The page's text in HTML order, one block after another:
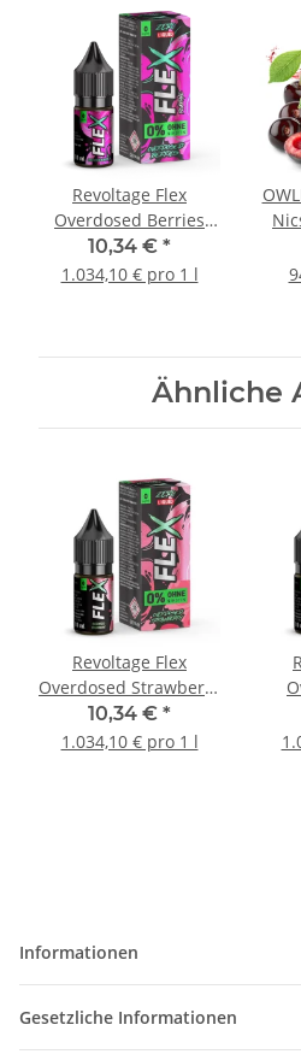
Revoltage Flex
Overdosed Berries
Nicsalt Liquid
10,34 € *
1.034,10 € pro 1 l
Ähnliche
Revoltage Flex
Overdosed Strawberry
Nicsalt Liquid
10,34 € *
1.034,10 € pro 1 l
Informationen
Gesetzliche Informationen